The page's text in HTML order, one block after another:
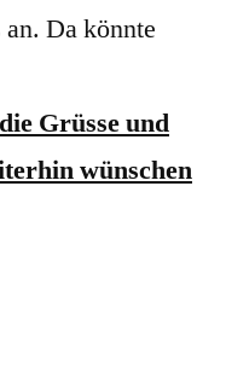
Da könnte
Grüsse und
wünschen